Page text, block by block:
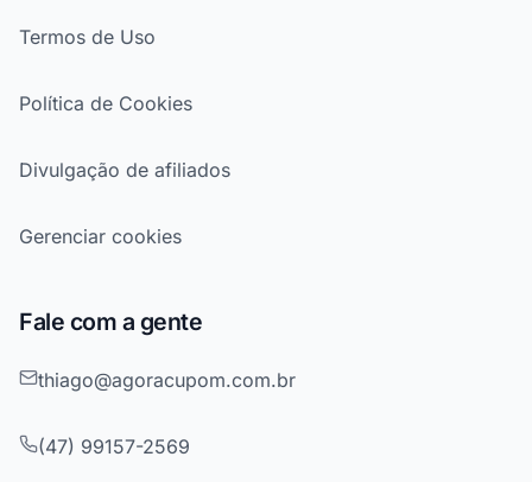
Termos de Uso
Política de Cookies
Divulgação de afiliados
Gerenciar cookies
Fale com a gente
thiago@agoracupom.com.br
(47) 99157-2569